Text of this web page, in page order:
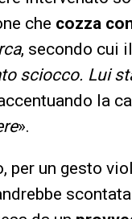
che cozza
, secondo cui
sciocco. Lui
la
».
per un gesto